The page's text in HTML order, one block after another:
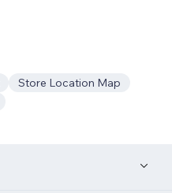
Store Location Map